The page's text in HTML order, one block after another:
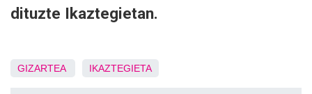
dituzte Ikaztegietan.
GIZARTEA IKAZTEGIETA